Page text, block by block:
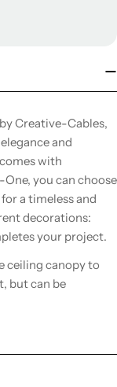
Creative-Cables,
and
with
you can choose
a timeless and
decorations:
your project.
ceiling canopy to
but can be